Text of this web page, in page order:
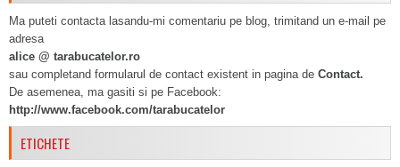
Ma puteti contacta lasandu-mi comentariu pe blog, trimitand un e-mail pe
adresa
alice @ tarabucatelor.ro
sau completand formularul de contact existent in pagina de Contact.
De asemenea, ma gasiti si pe Facebook:
http://www.facebook.com/tarabucatelor
ETICHETE